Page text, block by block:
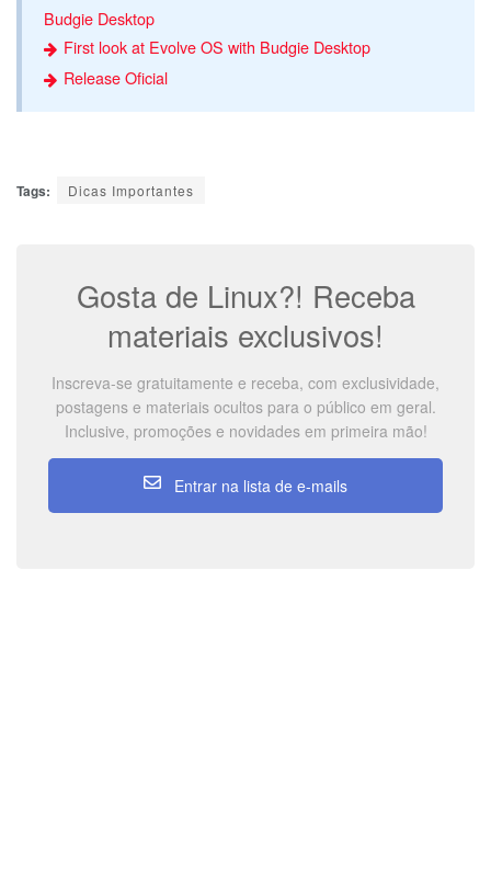
Budgie Desktop
First look at Evolve OS with Budgie Desktop
Release Oficial
Tags: Dicas Importantes
Gosta de Linux?! Receba
materiais exclusivos!
Inscreva-se gratuitamente e receba, com exclusividade,
postagens e materiais ocultos para o público em geral.
Inclusive, promoções e novidades em primeira mão!
Entrar na lista de e-mails